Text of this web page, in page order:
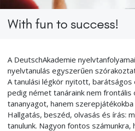
With fun to success!
A DeutschAkademie
nyelvtanulás egyszerűen
A tanulási légkör nyitott, barátságos
pedig német tanáraink nem frontális
tananyagot, hanem
Hallgatás, beszéd, olvasás és írás:
tanulunk. Nagyon fontos számunkra,